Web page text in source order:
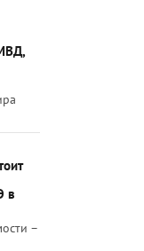
в
–